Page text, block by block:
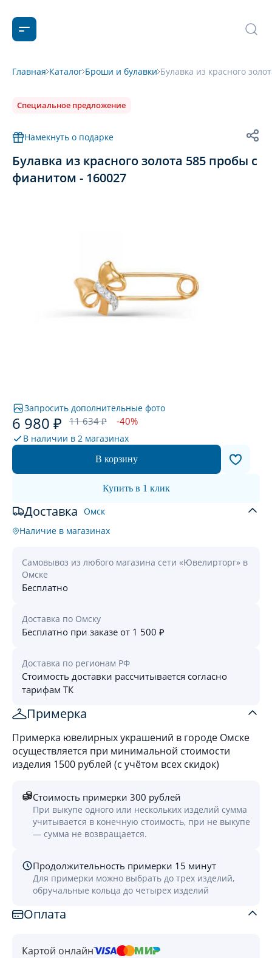
Главная Каталог Броши и булавки Булавка из красного
Специальное предложение
Намекнуть о подарке
Булавка из красного золота 585 пробы с
фианитом - 160027
Запросить дополнительные фото
6 980 ₽ 11 634 ₽ -40%
В наличии в 2 магазинах
В корзину
Купить в 1 клик
Доставка Омск
Наличие в магазинах
Самовывоз из любого магазина сети «Ювелирторг» в
Омске
Бесплатно
Доставка по Омску
Бесплатно при заказе от 1 500 ₽
Доставка по регионам РФ
Стоимость доставки рассчитывается согласно
тарифам ТК
Примерка
Примерка ювелирных украшений в городе Омске
осуществляется при минимальной стоимости
изделия 1500 рублей (с учётом всех скидок)
Стоимость примерки 300 рублей
При выкупе одного или нескольких изделий сумма
учитывается в конечную стоимость, при не выкупе
— сумма не возвращается.
Продолжительность примерки 15 минут
Для примерки можно выбрать до трех изделий,
обручальные кольца до четырех изделий
Оплата
Картой онлайн